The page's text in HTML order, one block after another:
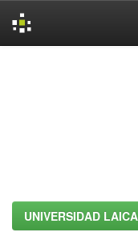
UNIVERSIDAD